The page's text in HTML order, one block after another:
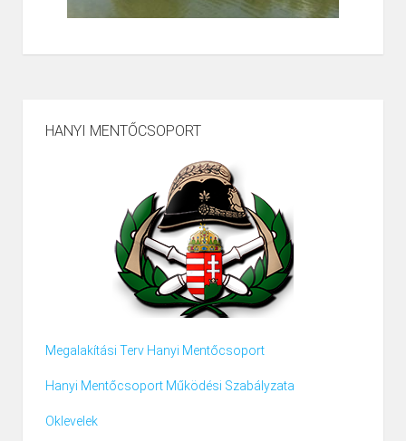
HANYI MENTŐCSOPORT
Megalakítási Terv Hanyi Mentőcsoport
Hanyi Mentőcsoport Működési Szabályzata
Oklevelek